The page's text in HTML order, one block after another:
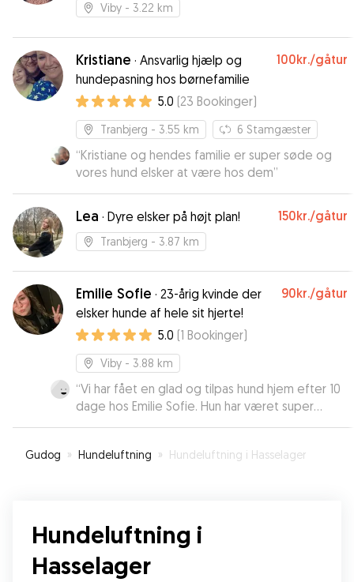
Viby - 3.22 km
Kristiane · Ansvarlig hjælp og
hundepasning hos børnefamilie
100kr./gåtur
5.0 (23 Bookinger)
Tranbjerg - 3.55 km 6 Stamgæster
“Kristiane og hendes familie er super søde og
vores hund elsker at være hos dem”
Lea · Dyre elsker på højt plan! 150kr./gåtur
Tranbjerg - 3.87 km
Emilie Sofie · 23-årig kvinde der
elsker hunde af hele sit hjerte!
90kr./gåtur
5.0 (1 Bookinger)
Viby - 3.88 km
“Vi har fået en glad og tilpas hund hjem efter 10
dage hos Emilie Sofie. Hun har været super
imødekommende og god til at holde os
Gudog » Hundeluftning » Hundeluftning i Hasselager
Hundeluftning i
Hasselager